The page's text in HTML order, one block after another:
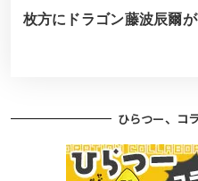
枚方にドラゴン藤波辰爾
ひらつー、コ